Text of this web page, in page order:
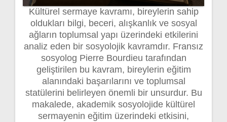
Kültürel sermaye kavramı, bireylerin sahip
oldukları bilgi, beceri, alışkanlık ve sosyal
ağların toplumsal yapı üzerindeki etkilerini
analiz eden bir sosyolojik kavramdır. Fransız
sosyolog Pierre Bourdieu tarafından
geliştirilen bu kavram, bireylerin eğitim
alanındaki başarılarını ve toplumsal
statülerini belirleyen önemli bir unsurdur. Bu
makalede, akademik sosyolojide kültürel
sermayenin eğitim üzerindeki etkisini,